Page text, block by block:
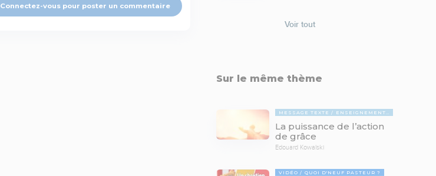
Connectez-vous pour poster un commentaire
Voir tout
Sur le même thème
MESSAGE TEXTE ENSEIGNEMENTS BIBLIQUES
La puissance de l’action
de grâce
Edouard Kowalski
VIDÉO QUOI D'NEUF PASTEUR ?